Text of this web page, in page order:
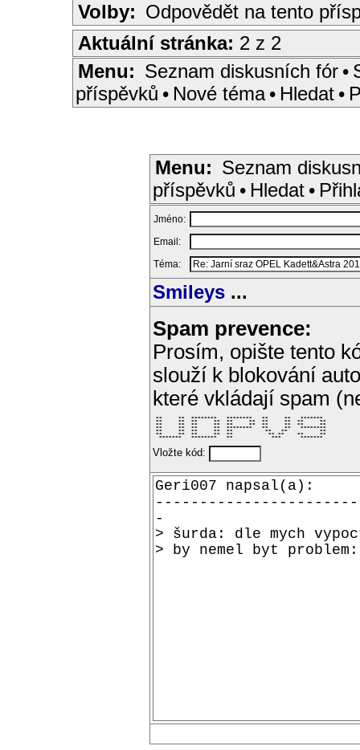
Volby: Odpovědět na tento
Aktuální stránka: 2 z 2
Menu: Seznam diskusních fór •
příspěvků • Nové téma • Hledat •
Menu: Seznam
příspěvků • Hledat •
Jméno:
Email:
Téma:
Smileys ...
Spam prevence:
Prosím, opište tento
slouží k blokování
které vkládají spam
**     **  ********   ********   **     **   *******
**     **  **     **  **     **  **     **  **     **
**     **  **     **  **     **  **     **  **     **
**     **  **     **  ********   **     **   ********
**     **  **     **  **          **   **          **
**     **  **     **  **           ** **    **     **
  *******   ********   **            ***      *******
Vložte kód: